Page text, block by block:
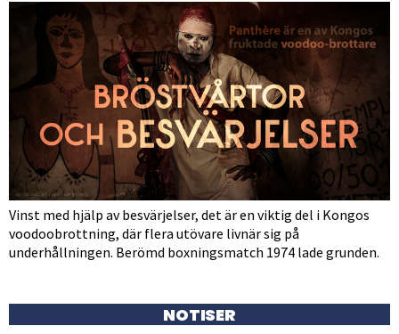
Vinst med hjälp av besvärjelser, det är en viktig del i Kongos
voodoobrottning, där flera utövare livnär sig på
underhållningen. Berömd boxningsmatch 1974 lade grunden.
NOTISER